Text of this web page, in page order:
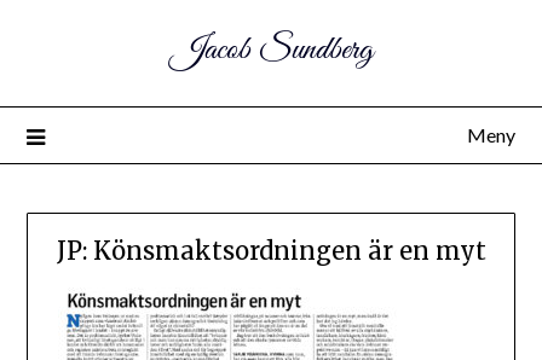
Jacob Sundberg
Meny
JP: Könsmaktsordningen är en myt